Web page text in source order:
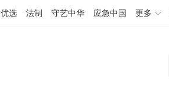
优选 法制 守艺中华 应急中国 更多